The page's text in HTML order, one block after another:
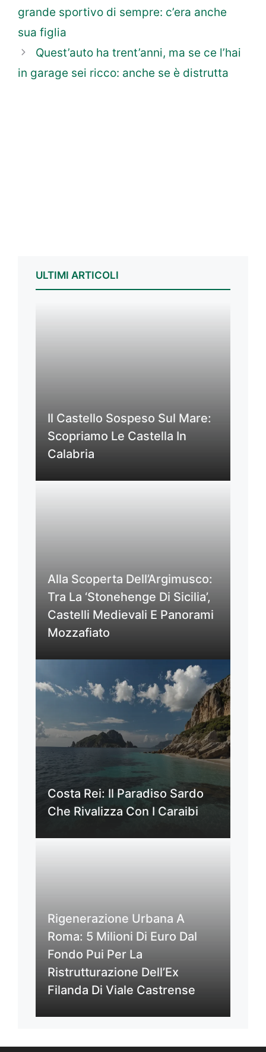
grande sportivo di sempre: c’era anche
sua figlia
Quest’auto ha trent’anni, ma se ce l’hai
in garage sei ricco: anche se è distrutta
ULTIMI ARTICOLI
Il Castello Sospeso Sul Mare:
Scopriamo Le Castella In
Calabria
Alla Scoperta Dell’Argimusco:
Tra La ‘Stonehenge Di Sicilia’,
Castelli Medievali E Panorami
Mozzafiato
Costa Rei: Il Paradiso Sardo
Che Rivalizza Con I Caraibi
Rigenerazione Urbana A
Roma: 5 Milioni Di Euro Dal
Fondo Pui Per La
Ristrutturazione Dell’Ex
Filanda Di Viale Castrense